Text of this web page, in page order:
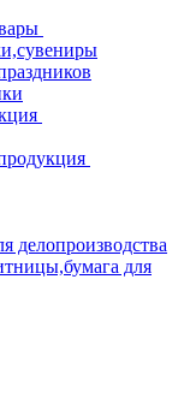
делопроизводства
для